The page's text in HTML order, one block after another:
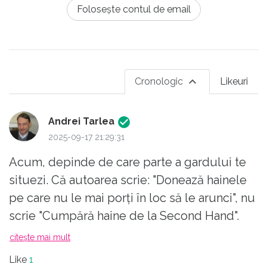
Folosește contul de email
Likeuri
Cronologic
Andrei Tarlea
2025-09-17 21:29:31
Acum, depinde de care parte a gardului te
situezi. Că autoarea scrie: "Donează hainele
pe care nu le mai porți în loc să le arunci", nu
scrie "Cumpără haine de la Second Hand".
A fost autoarea într-un magazin Kaufland, de
citește mai mult
Like 1